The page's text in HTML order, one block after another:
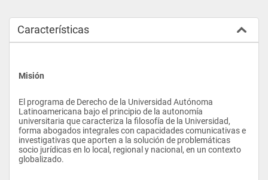
Características
Misión
El programa de Derecho de la Universidad Autónoma
Latinoamericana bajo el principio de la autonomía
universitaria que caracteriza la filosofía de la Universidad,
forma abogados integrales con capacidades comunicativas e
investigativas que aporten a la solución de problemáticas
socio jurídicas en lo local, regional y nacional, en un contexto
globalizado.